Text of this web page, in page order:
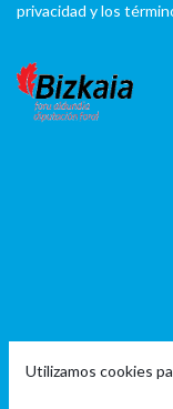
privacidad y los
Utilizamos cookies